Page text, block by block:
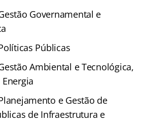
Governamental e
Públicas
Ambiental e Tecnológica,
e Gestão de
de Infraestrutura e